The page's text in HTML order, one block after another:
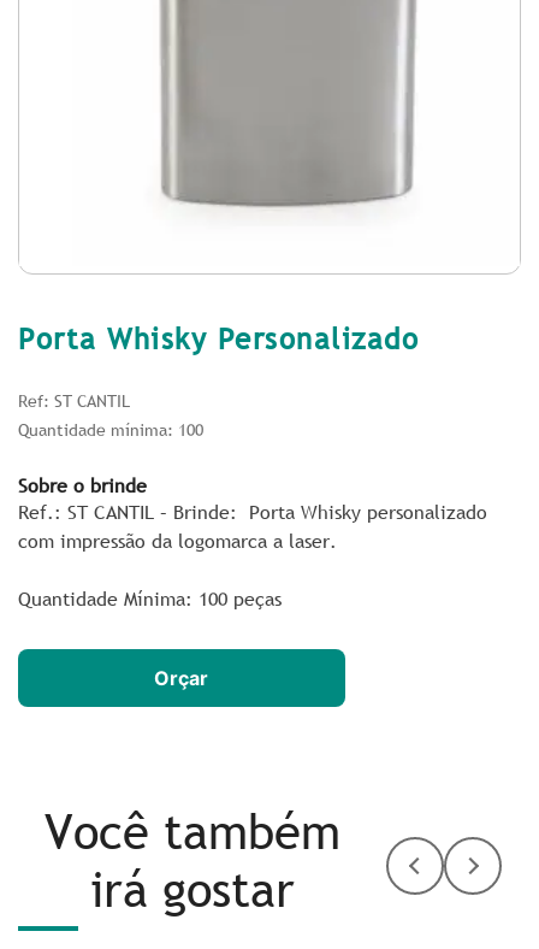
Porta Whisky Personalizado
Ref: ST CANTIL
Quantidade mínima: 100
Sobre o brinde
Ref.: ST CANTIL – Brinde: Porta Whisky personalizado
com impressão da logomarca a laser.
Quantidade Mínima: 100 peças
Orçar
Você também
irá gostar